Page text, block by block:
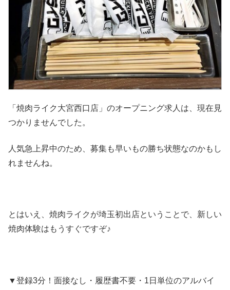
「焼肉ライク大宮西口店」のオープニング求人は、現在見
つかりませんでした。
人気急上昇中のため、募集も早いもの勝ち状態なのかもし
れませんね。
とはいえ、焼肉ライクが埼玉初出店ということで、新しい
焼肉体験はもうすぐですぞ♪
▼登録3分！面接なし・履歴書不要・1日単位のアルバイ